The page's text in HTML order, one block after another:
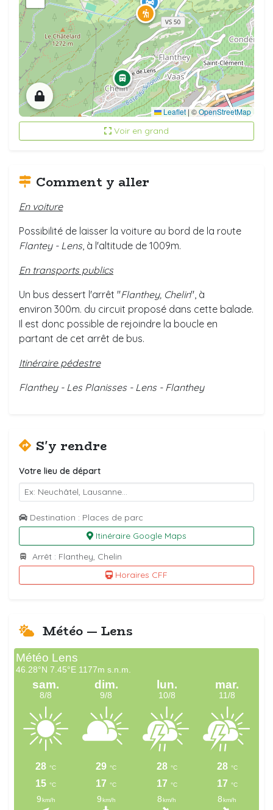
Leaflet |©OpenStreetMap
Voir en grand
Comment y aller
En voiture
Possibilité de laisser la voiture au bord de la route
Flantey - Lens, à l'altitude de 1009m.
En transports publics
Un bus dessert l'arrêt "Flanthey, Chelin", à
environ 300m. du circuit proposé dans cette balade.
Il est donc possible de rejoindre la boucle en
partant de cet arrêt de bus.
Itinéraire pédestre
Flanthey - Les Planisses - Lens - Flanthey
S'y rendre
Votre lieu de départ
Destination : Places de parc
Itinéraire Google Maps
Arrêt : Flanthey, Chelin
Horaires CFF
Météo — Lens